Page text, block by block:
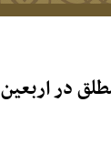
اربعین ۱۴۰۴